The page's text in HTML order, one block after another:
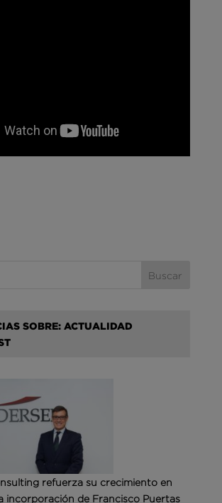
SOBRE: ACTUALIDAD
refuerza su crecimiento en
incorporación de Francisco Puertas